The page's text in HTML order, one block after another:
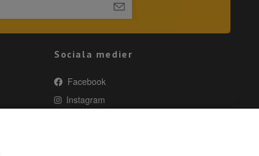
Sociala medier
Facebook
Instagram